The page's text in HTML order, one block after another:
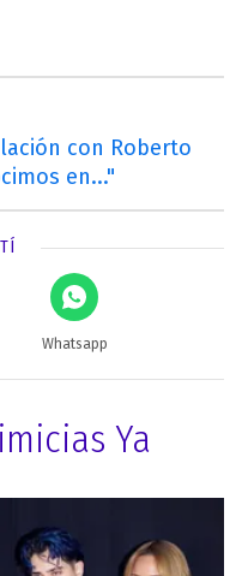
con Roberto
en..."
Whatsapp
Ya